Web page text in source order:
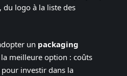
du logo à la liste des
un packaging
meilleure option : coûts
investir dans la